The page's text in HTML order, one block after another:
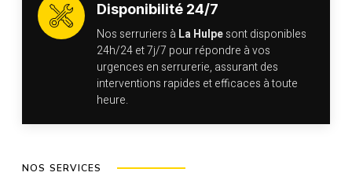
Disponibilité 24/7
Nos serruriers à La Hulpesont disponibles
24h/24 et 7j/7 pour répondre à vos
urgences en serrurerie, assurant des
interventions rapides et efficaces à toute
heure.
NOS SERVICES